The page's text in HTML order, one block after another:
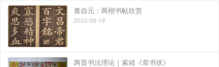
黄自元：两楷书帖欣赏
2020-08-19
两晋书法理论｜索靖《草书状》